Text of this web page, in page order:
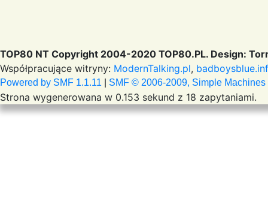
TOP80 NT Copyright 2004-2020 TOP80.PL. Design:
Współpracujące witryny: ModernTalking.pl,
Powered by SMF 1.1.11 SMF © 2006-2009, Simple Machines
Strona wygenerowana w 0.153 sekund z 18 zapytaniami.